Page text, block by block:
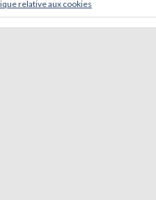
relative aux cookies